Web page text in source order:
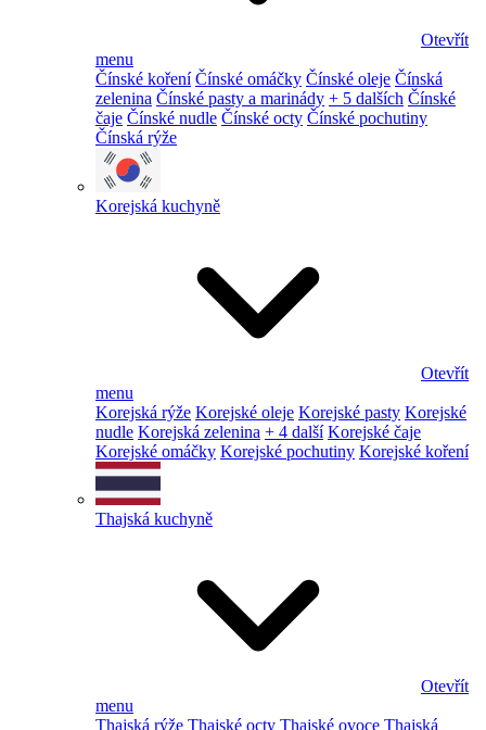
Otevřít
menu
Čínské koření Čínské omáčky Čínské oleje Čínská
zelenina Čínské pasty a marinády + 5 dalších Čínské
čaje Čínské nudle Čínské octy Čínské pochutiny
Čínská rýže
Korejská kuchyně
Otevřít
menu
Korejská rýže Korejské oleje Korejské pasty Korejské
nudle Korejská zelenina + 4 další Korejské čaje
Korejské omáčky Korejské pochutiny Korejské koření
Thajská kuchyně
Otevřít
menu
Thajská rýže Thajské octy Thajské ovoce Thajská